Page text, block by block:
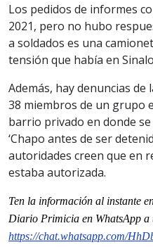
Los pedidos de informes
2021, pero no hubo
a soldados es una
tensión que había en
Además, hay denuncias
38 miembros de un grupo
barrio privado en donde
‘Chapo antes de ser
autoridades creen que en
estaba autorizada.
Ten la información al instante
Diario Primicia en WhatsApp a
https://chat.whatsapp.com/